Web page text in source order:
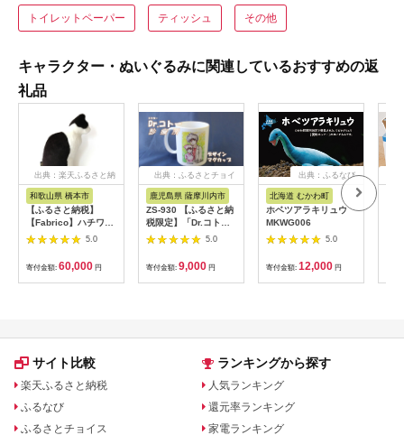
トイレットペーパー ティッシュ その他
キャラクター・ぬいぐるみに関連しているおすすめの返
礼品
出典：楽天ふるさと納
和歌山県 橋本市
【ふるさと納税】
【Fabrico】ハチワレ
猫のクッション_ クッ
ンテリア 高級 エコフ
ァー パイル もふもふ
ハチワレ 癒し
5.0
寄付金額: 60,000 円
出典：ふるさとチョイ
ス
鹿児島県 薩摩川内市
ZS-930 【ふるさと納
税限定】「Dr.コトー
診療所」デザインマグ
をあなたに届ける～
5.0
寄付金額: 9,000 円
出典：ふるなび
北海道 むかわ町
ホベツアラキリュウ
MKWG006
5.0
寄付金額: 12,000 円
サイト比較
楽天ふるさと納税
ふるなび
ふるさとチョイス
ランキングから探す
人気ランキング
還元率ランキング
家電ランキング